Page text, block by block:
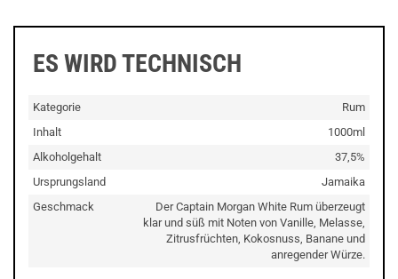
ES WIRD TECHNISCH
Kategorie
Rum
Inhalt
1000ml
Alkoholgehalt
37,5%
Ursprungsland
Jamaika
Geschmack
Der Captain Morgan White Rum überzeugt
klar und süß mit Noten von Vanille, Melasse,
Zitrusfrüchten, Kokosnuss, Banane und
anregender Würze.